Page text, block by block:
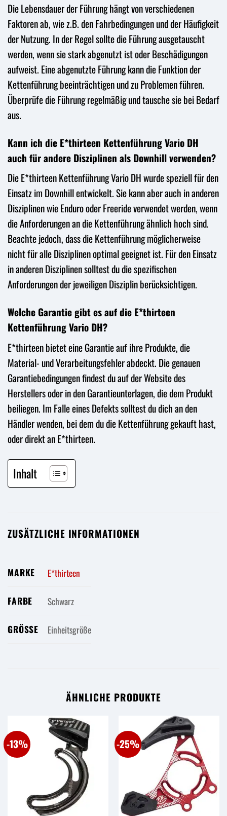
Die Lebensdauer der Führung hängt von verschiedenen
Faktoren ab, wie z.B. den Fahrbedingungen und der Häufigkeit
der Nutzung. In der Regel sollte die Führung ausgetauscht
werden, wenn sie stark abgenutzt ist oder Beschädigungen
aufweist. Eine abgenutzte Führung kann die Funktion der
Kettenführung beeinträchtigen und zu Problemen führen.
Überprüfe die Führung regelmäßig und tausche sie bei Bedarf
aus.
Kann ich die E*thirteen Kettenführung Vario DH
auch für andere Disziplinen als Downhill verwenden?
Die E*thirteen Kettenführung Vario DH wurde speziell für den
Einsatz im Downhill entwickelt. Sie kann aber auch in anderen
Disziplinen wie Enduro oder Freeride verwendet werden, wenn
die Anforderungen an die Kettenführung ähnlich hoch sind.
Beachte jedoch, dass die Kettenführung möglicherweise
nicht für alle Disziplinen optimal geeignet ist. Für den Einsatz
in anderen Disziplinen solltest du die spezifischen
Anforderungen der jeweiligen Disziplin berücksichtigen.
Welche Garantie gibt es auf die E*thirteen
Kettenführung Vario DH?
E*thirteen bietet eine Garantie auf ihre Produkte, die
Material- und Verarbeitungsfehler abdeckt. Die genauen
Garantiebedingungen findest du auf der Website des
Herstellers oder in den Garantieunterlagen, die dem Produkt
beiliegen. Im Falle eines Defekts solltest du dich an den
Händler wenden, bei dem du die Kettenführung gekauft hast,
oder direkt an E*thirteen.
Inhalt
ZUSÄTZLICHE INFORMATIONEN
MARKE E*thirteen
FARBE Schwarz
GRÖSSE Einheitsgröße
ÄHNLICHE PRODUKTE
-13% -25%